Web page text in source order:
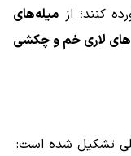
کنند؛ از میله‌های
لاری خم و چکشی
تشکیل شده است: